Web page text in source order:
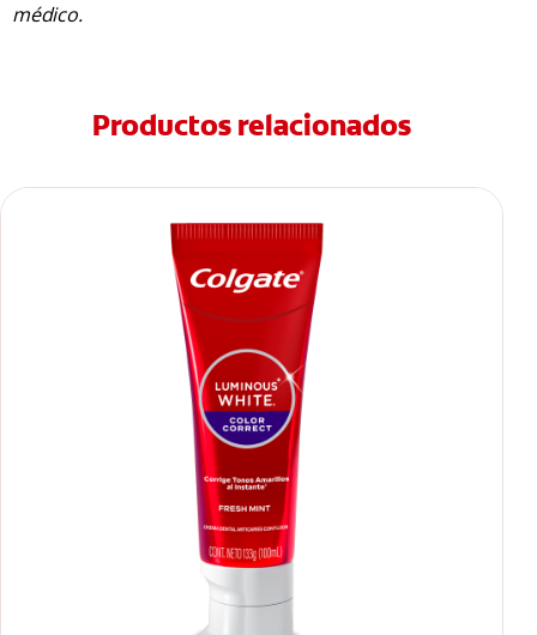
médico.
Productos relacionados